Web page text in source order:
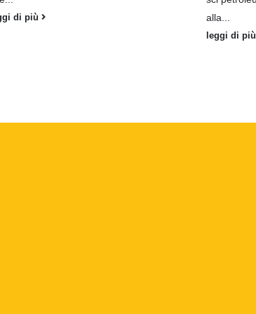
di più
alla...
leggi di più